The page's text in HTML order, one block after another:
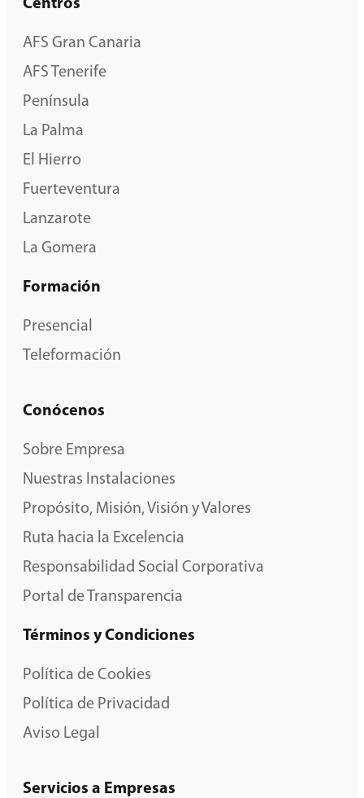
Centros
AFS Gran Canaria
AFS Tenerife
Península
La Palma
El Hierro
Fuerteventura
Lanzarote
La Gomera
Formación
Presencial
Teleformación
Conócenos
Sobre Empresa
Nuestras Instalaciones
Propósito, Misión, Visión y Valores
Ruta hacia la Excelencia
Responsabilidad Social Corporativa
Portal de Transparencia
Términos y Condiciones
Política de Cookies
Política de Privacidad
Aviso Legal
Servicios a Empresas